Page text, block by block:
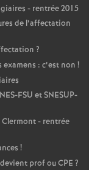
- rentrée 2015
de l’affectation
?
: c’est non !
FSU et SNESUP-
- rentrée
!
prof ou CPE ?